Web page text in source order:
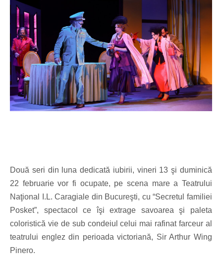
Două seri din luna dedicată iubirii, vineri 13 şi duminică
22 februarie vor fi ocupate, pe scena mare a Teatrului
Naţional I.L. Caragiale din Bucureşti, cu “Secretul familiei
Posket”, spectacol ce îşi extrage savoarea şi paleta
coloristică vie de sub condeiul celui mai rafinat farceur al
teatrului englez din perioada victoriană, Sir Arthur Wing
Pinero.